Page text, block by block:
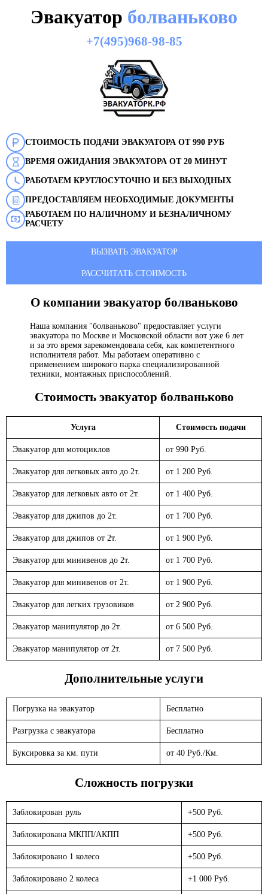
Эвакуатор болваньково
+7(495)968-98-85
СТОИМОСТЬ ПОДАЧИ ЭВАКУАТОРА ОТ 990 РУБ
ВРЕМЯ ОЖИДАНИЯ ЭВАКУАТОРА ОТ 20 МИНУТ
РАБОТАЕМ КРУГЛОСУТОЧНО И БЕЗ ВЫХОДНЫХ
ПРЕДОСТАВЛЯЕМ НЕОБХОДИМЫЕ ДОКУМЕНТЫ
РАБОТАЕМ ПО НАЛИЧНОМУ И БЕЗНАЛИЧНОМУ
РАСЧЕТУ
ВЫЗВАТЬ ЭВАКУАТОР
РАССЧИТАТЬ СТОИМОСТЬ
О компании эвакуатор болваньково
Наша компания "болваньково" предоставляет услуги
эвакуатора по Москве и Московской области вот уже 6 лет
и за это время зарекомендовала себя, как компетентного
исполнителя работ. Мы работаем оперативно с
применением широкого парка специализированной
техники, монтажных приспособлений.
Стоимость эвакуатор болваньково
Услуга Стоимость подачи
Эвакуатор для мотоциклов от 990 Руб.
Эвакуатор для легковых авто до 2т. от 1 200 Руб.
Эвакуатор для легковых авто от 2т. от 1 400 Руб.
Эвакуатор для джипов до 2т. от 1 700 Руб.
Эвакуатор для джипов от 2т. от 1 900 Руб.
Эвакуатор для минивенов до 2т. от 1 700 Руб.
Эвакуатор для минивенов от 2т. от 1 900 Руб.
Эвакуатор для легких грузовиков от 2 900 Руб.
Эвакуатор манипулятор до 2т. от 6 500 Руб.
Эвакуатор манипулятор от 2т. от 7 500 Руб.
Дополнительные услуги
Погрузка на эвакуатор Бесплатно
Разгрузка с эвакуатора Бесплатно
Буксировка за км. пути от 40 Руб./Км.
Сложность погрузки
Заблокирован руль +500 Руб.
Заблокирована МКПП/АКПП +500 Руб.
Заблокировано 1 колесо +500 Руб.
Заблокировано 2 колеса +1 000 Руб.